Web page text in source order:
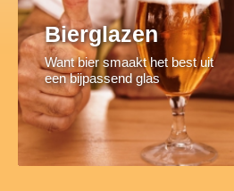
Bierglazen
Want bier smaakt het best uit
een bijpassend glas